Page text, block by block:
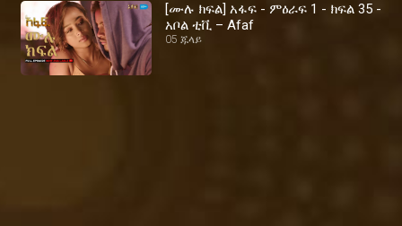
[ሙሉ ክፍል] አፋፍ - ምዕራፍ 1 - ክፍል 35 -
አቦል ቲቪ – Afaf
05 ጁላይ